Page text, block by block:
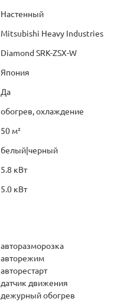
Настенный
Mitsubishi Heavy Industries
Diamond SRK-ZSX-W
Япония
Да
обогрев, охлаждение
50 м²
белый|черный
5.8 кВт
5.0 кВт
авторазморозка
авторежим
авторестарт
датчик движения
дежурный обогрев